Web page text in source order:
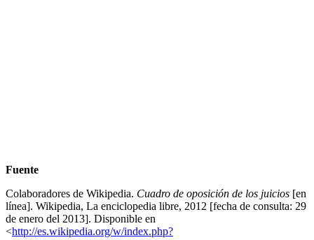
Fuente
Colaboradores de Wikipedia. Cuadro de oposición de los juicios [en
línea]. Wikipedia, La enciclopedia libre, 2012 [fecha de consulta: 29
de enero del 2013]. Disponible en
<http://es.wikipedia.org/w/index.php?